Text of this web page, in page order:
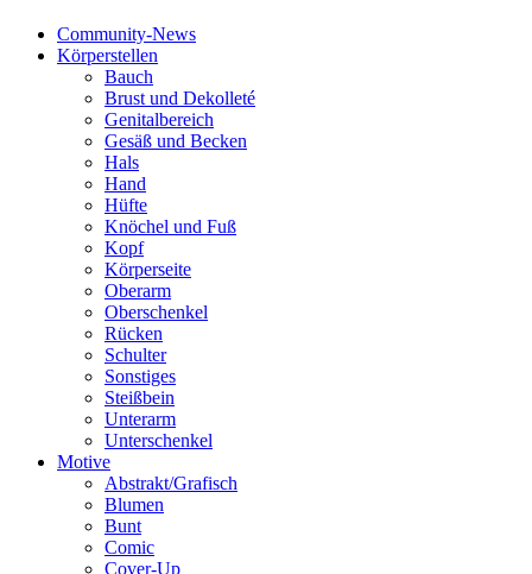
Community-News
Körperstellen
Bauch
Brust und Dekolleté
Genitalbereich
Gesäß und Becken
Hals
Hand
Hüfte
Knöchel und Fuß
Kopf
Körperseite
Oberarm
Oberschenkel
Rücken
Schulter
Sonstiges
Steißbein
Unterarm
Unterschenkel
Motive
Abstrakt/Grafisch
Blumen
Bunt
Comic
Cover-Up